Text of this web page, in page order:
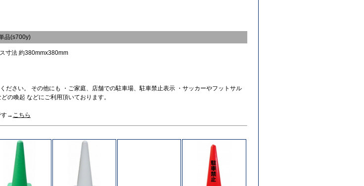
品(s700y)
寸法 約380mmx380mm
ださい。 その他にも ・ご家庭、店舗での駐車場、駐車禁止表示 ・サッカーやフットサル
の喚起 などにご利用頂いております。
す→ こちら